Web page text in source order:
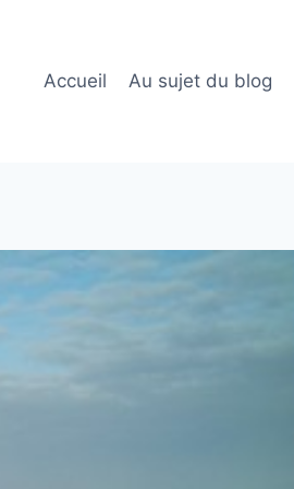
Accueil Au sujet du blog